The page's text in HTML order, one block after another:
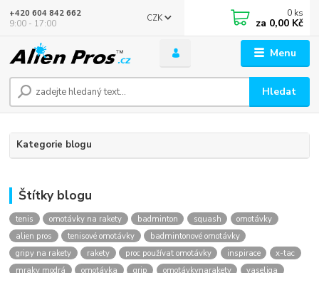
Menu
CZK
Hledat
+420 604 842 662
9:00 - 17:00
0 ks
za 0,00 Kč
Kategorie blogu
Štítky blogu
tenis omotávky na rakety badminton squash
omotávky
alien pros
tenisové omotávky
badmintonové omotávky
gripy na rakety
rakety proc používat omotávky inspirace
x-tac
mraky modrá
omotávka grip omotávkynarakety
vaseliga